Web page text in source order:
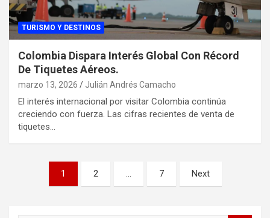
TURISMO Y DESTINOS
Colombia Dispara Interés Global Con Récord
De Tiquetes Aéreos.
marzo 13, 2026 Julián Andrés Camacho
El interés internacional por visitar Colombia continúa
creciendo con fuerza. Las cifras recientes de venta de
tiquetes…
Paginación
1 2 … 7 Next